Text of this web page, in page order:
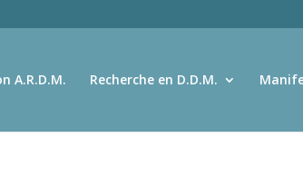
A.R.D.M. Recherche en D.D.M.